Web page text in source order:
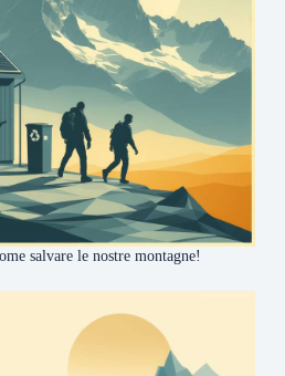
salvare le nostre montagne!